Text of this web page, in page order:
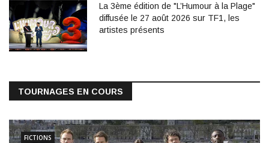
La 3ème édition de "L’Humour à la Plage"
diffusée le 27 août 2026 sur TF1, les
artistes présents
TOURNAGES EN COURS
FICTIONS